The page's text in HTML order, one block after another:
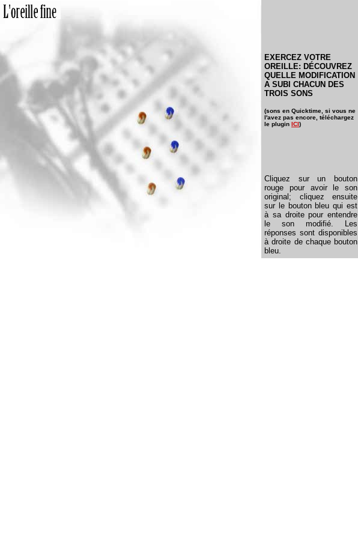
EXERCEZ VOTRE
OREILLE: DÉCOUVREZ
QUELLE MODIFICATION
A SUBI CHACUN DES
TROIS SONS
(sons en Quicktime, si vous ne
l'avez pas encore, téléchargez
le plugin ICI)
Cliquez sur un bouton
rouge pour avoir le son
original; cliquez ensuite
sur le bouton bleu qui est
à sa droite pour entendre
le son modifié. Les
réponses sont disponibles
à droite de chaque bouton
bleu.